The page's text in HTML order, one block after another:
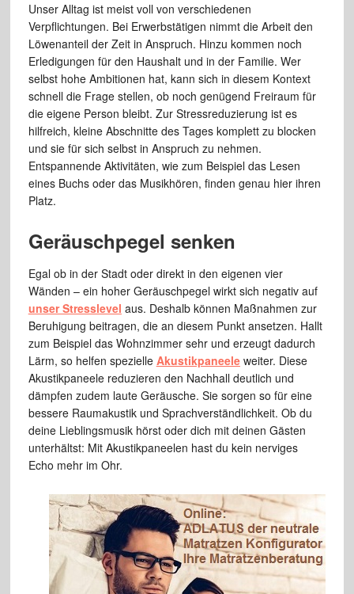
Unser Alltag ist meist voll von verschiedenen
Verpflichtungen. Bei Erwerbstätigen nimmt die Arbeit den
Löwenanteil der Zeit in Anspruch. Hinzu kommen noch
Erledigungen für den Haushalt und in der Familie. Wer
selbst hohe Ambitionen hat, kann sich in diesem Kontext
schnell die Frage stellen, ob noch genügend Freiraum für
die eigene Person bleibt. Zur Stressreduzierung ist es
hilfreich, kleine Abschnitte des Tages komplett zu blocken
und sie für sich selbst in Anspruch zu nehmen.
Entspannende Aktivitäten, wie zum Beispiel das Lesen
eines Buchs oder das Musikhören, finden genau hier ihren
Platz.
Geräuschpegel senken
Egal ob in der Stadt oder direkt in den eigenen vier
Wänden – ein hoher Geräuschpegel wirkt sich negativ auf
unser Stresslevel aus. Deshalb können Maßnahmen zur
Beruhigung beitragen, die an diesem Punkt ansetzen. Hallt
zum Beispiel das Wohnzimmer sehr und erzeugt dadurch
Lärm, so helfen spezielle Akustikpaneeleweiter. Diese
Akustikpaneele reduzieren den Nachhall deutlich und
dämpfen zudem laute Geräusche. Sie sorgen so für eine
bessere Raumakustik und Sprachverständlichkeit. Ob du
deine Lieblingsmusik hörst oder dich mit deinen Gästen
unterhältst: Mit Akustikpaneelen hast du kein nerviges
Echo mehr im Ohr.